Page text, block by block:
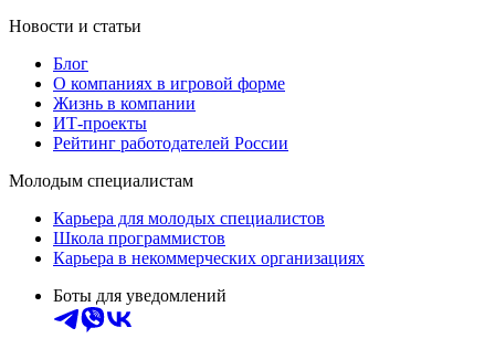
Новости и статьи
Блог
О компаниях в игровой форме
Жизнь в компании
ИТ-проекты
Рейтинг работодателей России
Молодым специалистам
Карьера для молодых специалистов
Школа программистов
Карьера в некоммерческих организациях
Боты для уведомлений